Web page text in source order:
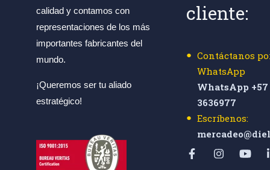
calidad y contamos con
representaciones de los más
importantes fabricantes del
mundo.
¡Queremos ser tu aliado
estratégico!
cliente:
Contáctanos
WhatsApp
WhatsApp +57
3636977
Escríbenos: